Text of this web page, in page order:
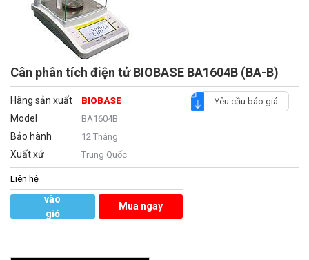
Cân phân tích điện tử BIOBASE BA1604B (BA-B)
Hãng sản xuất BIOBASE
Model BA1604B
Bảo hành 12 Tháng
Xuất xứ Trung Quốc
Yêu cầu báo giá
Liên hệ
vào
giỏ
Mua ngay